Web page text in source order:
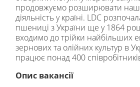
продовжуємо розширювати нашу
діяльність у країні. LDC
пшениці з України ще у 1864
входимо до трійки найбільших
зернових та олійних культур в
працює понад 400
Опис вакансії